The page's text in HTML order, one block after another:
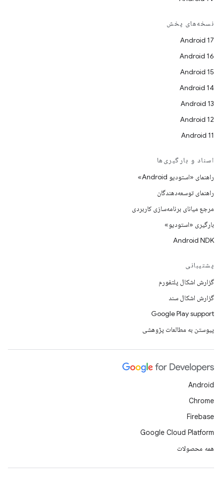
نسخه‌های پخش
Android 17
Android 16
Android 15
Android 14
Android 13
Android 12
Android 11
اسناد و بارگیری‌ها
راهنمای «استودیو Android»
راهنمای توسعه‌دهندگان
مرجع میانای برنامه‌سازی کاربردی
بارگیری «استودیو»
Android NDK
پشتیبانی
گزارش اشکال پلتفورم
گزارش اشکال سند
Google Play support
پیوستن به مطالعات پژوهشی
Android
Chrome
Firebase
Google Cloud Platform
همه محصولات